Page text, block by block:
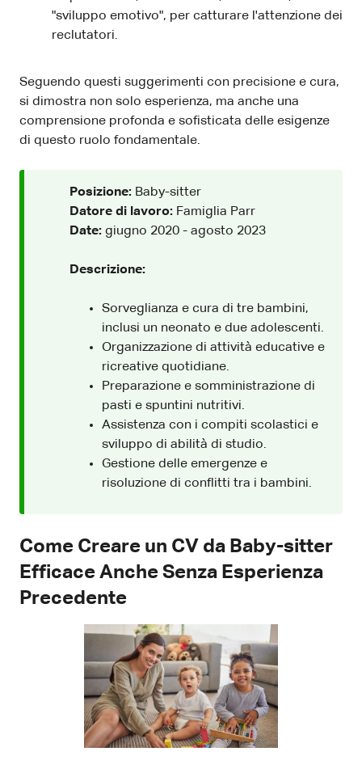
"sviluppo emotivo", per catturare l'attenzione dei
reclutatori.
Seguendo questi suggerimenti con precisione e cura,
si dimostra non solo esperienza, ma anche una
comprensione profonda e sofisticata delle esigenze
di questo ruolo fondamentale.
Posizione: Baby-sitter
Datore di lavoro: Famiglia Parr
Date: giugno 2020 - agosto 2023
Descrizione:
Sorveglianza e cura di tre bambini,
inclusi un neonato e due adolescenti.
Organizzazione di attività educative e
ricreative quotidiane.
Preparazione e somministrazione di
pasti e spuntini nutritivi.
Assistenza con i compiti scolastici e
sviluppo di abilità di studio.
Gestione delle emergenze e
risoluzione di conflitti tra i bambini.
Come Creare un CV da Baby-sitter
Efficace Anche Senza Esperienza
Precedente